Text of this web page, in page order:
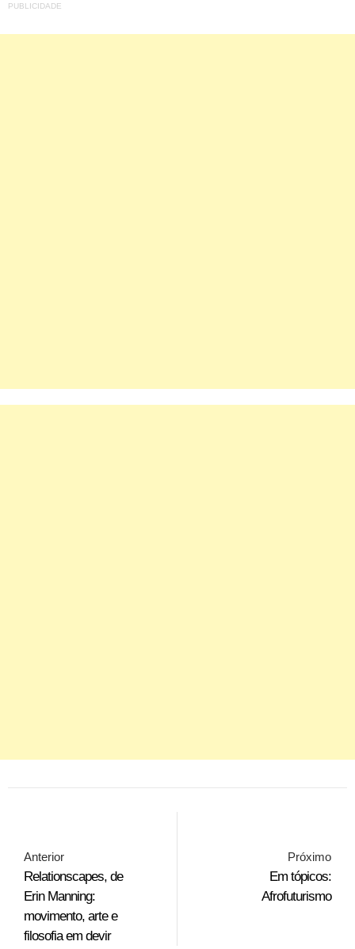
PUBLICIDADE
Anterior
Relationscapes, de
Erin Manning:
movimento, arte e
filosofia em devir
Próximo
Em tópicos:
Afrofuturismo